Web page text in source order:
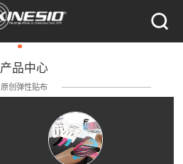
产品中心
原创弹性贴布